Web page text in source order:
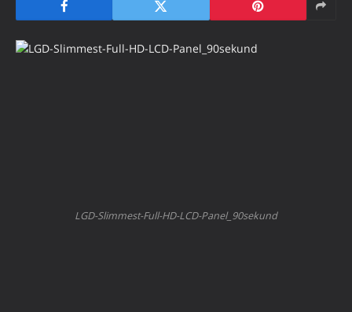
LGD-Slimmest-Full-HD-LCD-Panel_90sekund